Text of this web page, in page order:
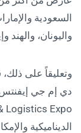
السعودية
واليونان، والهند
وتعليقاً على
الديناميكية